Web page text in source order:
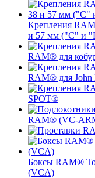
Крепления
и 57 мм ("C" и
RAM® для
RAM® для John
SPOT®
RAM® (VC-
Боксы RAM®
(VCA)